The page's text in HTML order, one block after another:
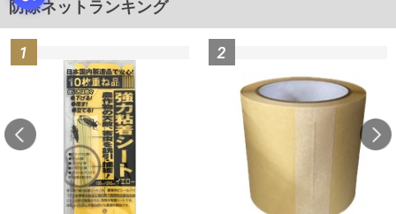
防除ネットランキング